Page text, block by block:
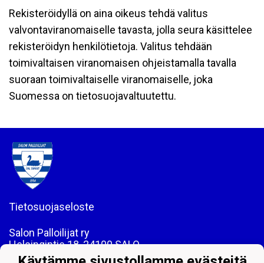
Rekisteröidyllä on aina oikeus tehdä valitus
valvontaviranomaiselle tavasta, jolla seura käsittelee
rekisteröidyn henkilötietoja. Valitus tehdään
toimivaltaisen viranomaisen ohjeistamalla tavalla
suoraan toimivaltaiselle viranomaiselle, joka
Suomessa on tietosuojavaltuutettu.
Tietosuojaseloste
Salon Palloilijat ry
Helsingintie 18, 24100 SALO
Puh: 044 - 7060234